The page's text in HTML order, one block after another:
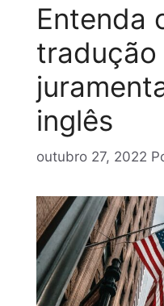
Entenda
tradução
inglês
outubro 27, 2022